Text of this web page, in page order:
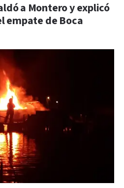
a Montero y explicó
empate de Boca